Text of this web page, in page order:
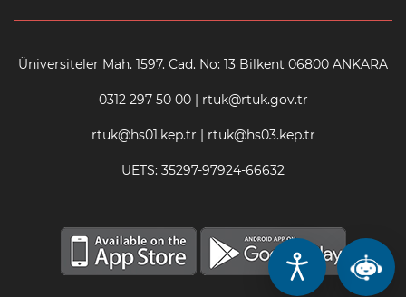
Üniversiteler Mah. 1597. Cad. No: 13 Bilkent 06800 ANKARA
0312 297 50 00 | rtuk@rtuk.gov.tr
rtuk@hs01.kep.tr | rtuk@hs03.kep.tr
UETS: 35297-97924-66632